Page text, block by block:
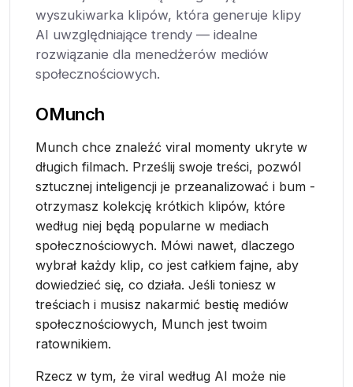
wyszukiwarka klipów, która generuje klipy
AI uwzględniające trendy — idealne
rozwiązanie dla menedżerów mediów
społecznościowych.
OMunch
Munch chce znaleźć viral momenty ukryte w
długich filmach. Prześlij swoje treści, pozwól
sztucznej inteligencji je przeanalizować i bum -
otrzymasz kolekcję krótkich klipów, które
według niej będą popularne w mediach
społecznościowych. Mówi nawet, dlaczego
wybrał każdy klip, co jest całkiem fajne, aby
dowiedzieć się, co działa. Jeśli toniesz w
treściach i musisz nakarmić bestię mediów
społecznościowych, Munch jest twoim
ratownikiem.
Rzecz w tym, że viral według AI może nie